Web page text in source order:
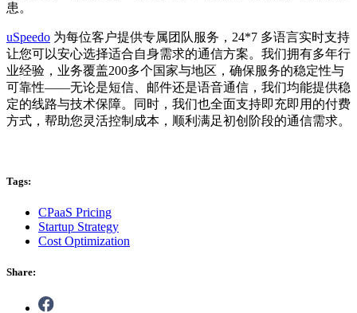
患。
uSpeedo 为每位客户提供专属团队服务，24*7 多语言实时支持
让您可以安心选择适合自身需求的通信方案。我们拥有多年行
业经验，业务覆盖200多个国家与地区，确保服务的稳定性与
可靠性——无论是短信、邮件还是语音通信，我们均能提供稳
定的线路与技术保障。同时，我们也全面支持即充即用的付费
方式，帮助您灵活控制成本，顺利满足初创阶段的通信需求。
Tags:
CPaaS Pricing
Startup Strategy
Cost Optimization
Share: